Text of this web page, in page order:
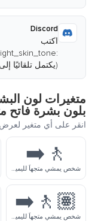
Discord
اكتب
(يكتمل تلقائيًا
متغيرات لون
بلون بشرة فاتح
انقر على أي متغير
🚶‍➡️
شخص يمشي متجهاً لليمين
🚶🏽‍➡️
شخص يمشي متجهاً لليمين بلون بشرة متوسط